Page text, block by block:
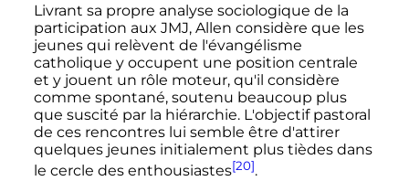
Livrant sa propre analyse sociologique de la
participation aux JMJ, Allen considère que les
jeunes qui relèvent de l'évangélisme
catholique y occupent une position centrale
et y jouent un rôle moteur, qu'il considère
comme spontané, soutenu beaucoup plus
que suscité par la hiérarchie. L'objectif pastoral
de ces rencontres lui semble être d'attirer
quelques jeunes initialement plus tièdes dans
le cercle des enthousiastes[20].